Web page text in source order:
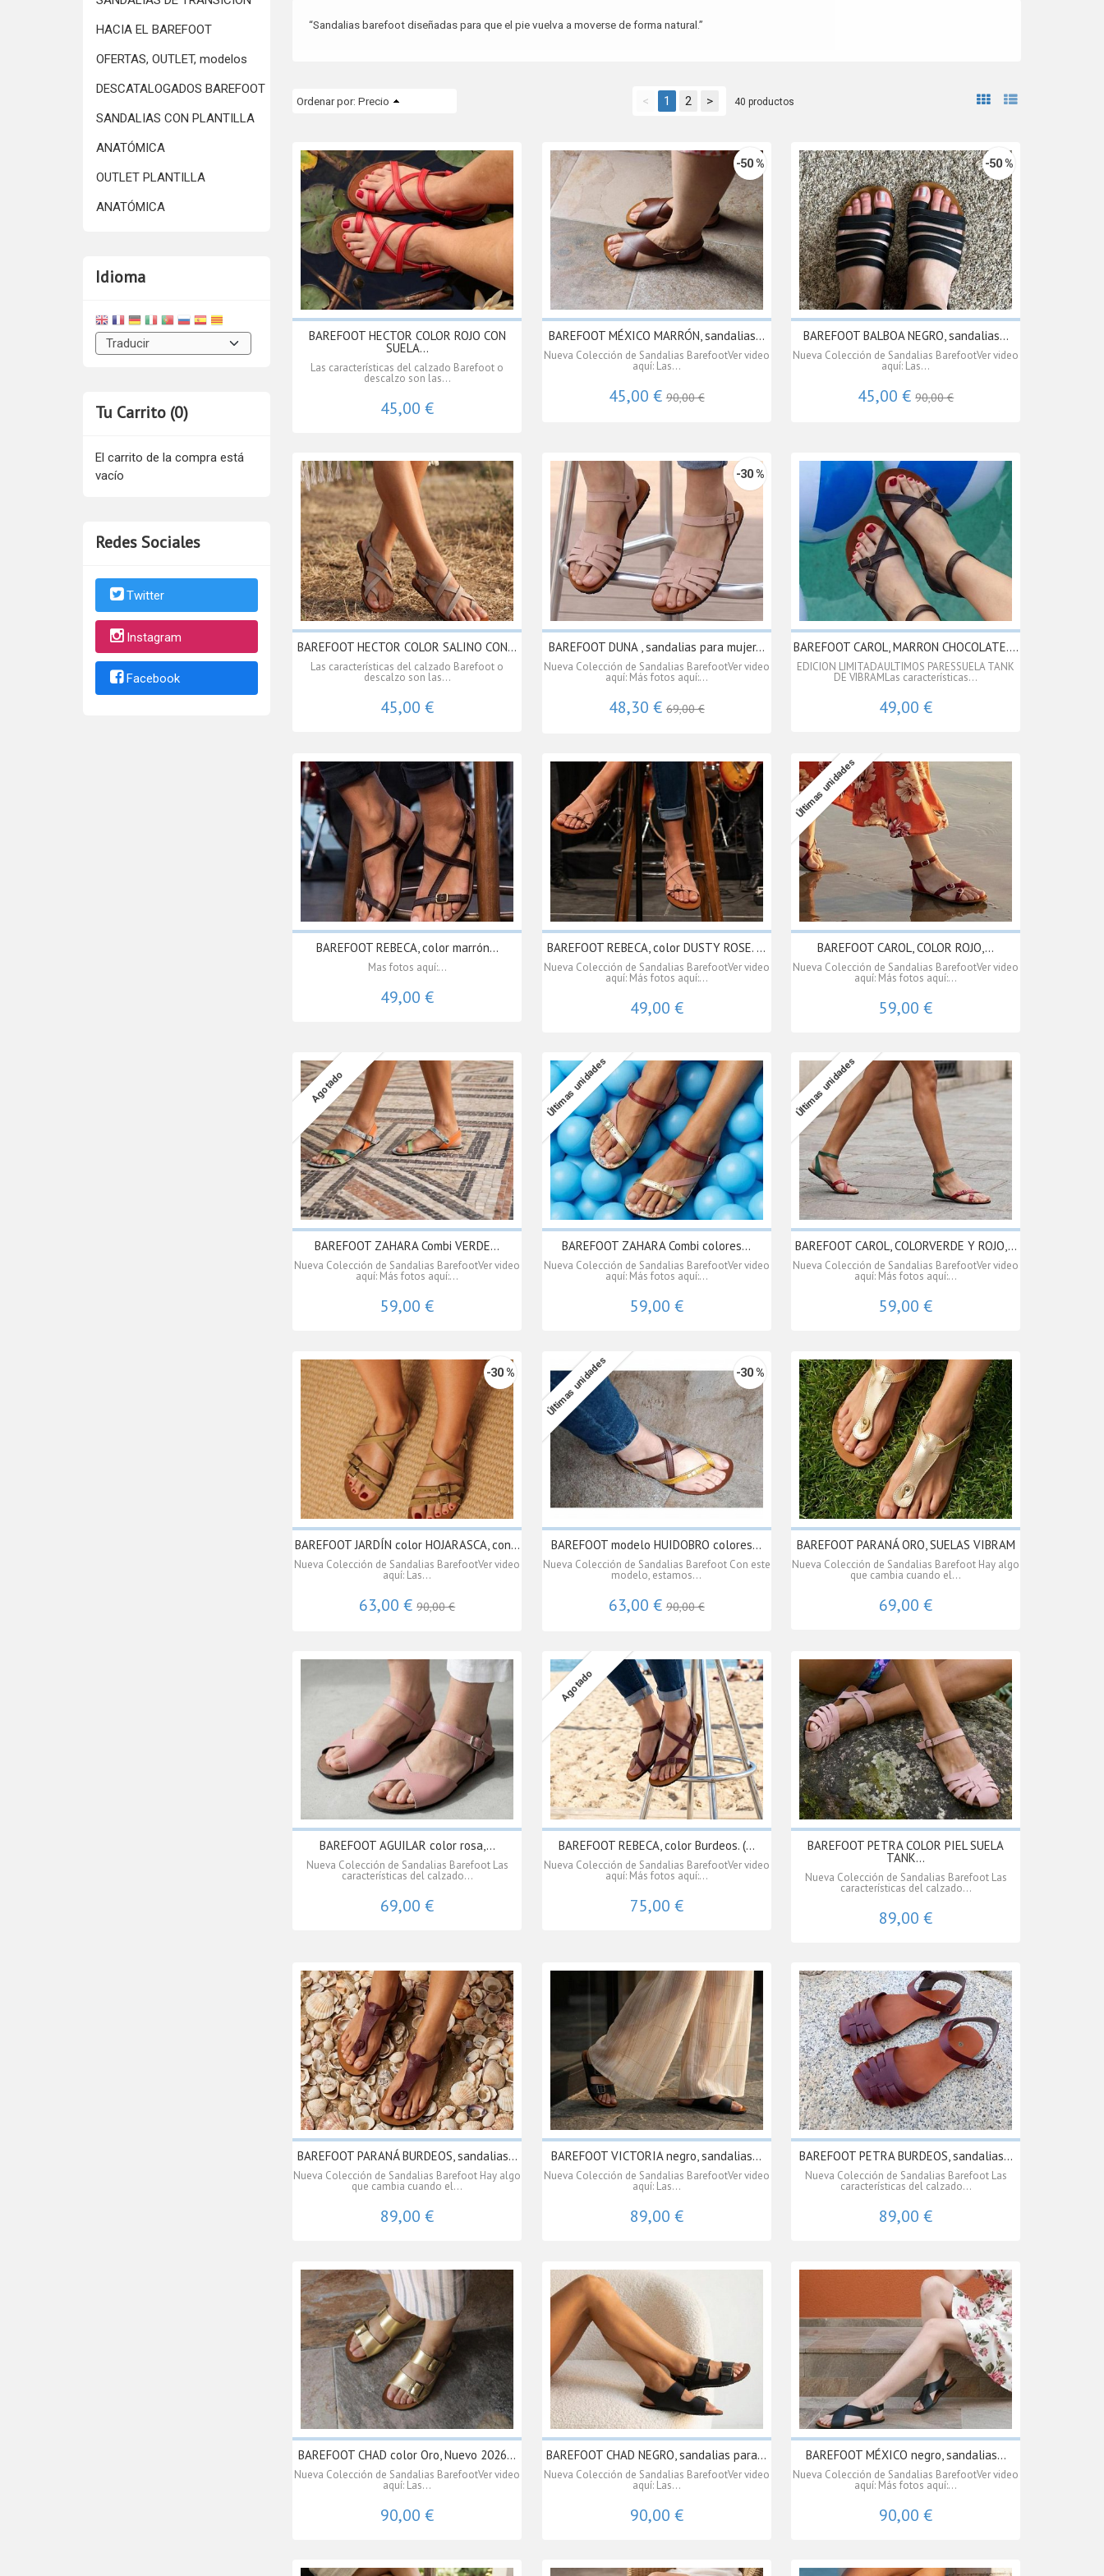
HACIA EL BAREFOOT
OFERTAS, OUTLET, modelos
DESCATALOGADOS BAREFOOT
SANDALIAS CON PLANTILLA
ANATÓMICA
OUTLET PLANTILLA
ANATÓMICA
Idioma
Tu Carrito (0)
El carrito de la compra está
vacío
Redes Sociales
Twitter
Instagram
Facebook
“Sandalias barefoot diseñadas para que el pie vuelva a moverse de forma natural.”
Ordenar por: Precio < 1 2 > 40 productos
BAREFOOT HECTOR COLOR ROJO CON
SUELA...
Las características del calzado Barefoot o
descalzo son las...
45,00 €
-50 %
BAREFOOT MÉXICO MARRÓN, sandalias...
Nueva Colección de Sandalias BarefootVer video
aquí: Las...
45,00 €90,00 €
-50 %
BAREFOOT BALBOA NEGRO, sandalias...
Nueva Colección de Sandalias BarefootVer video
aquí: Las...
45,00 €90,00 €
BAREFOOT HECTOR COLOR SALINO CON...
Las características del calzado Barefoot o
descalzo son las...
45,00 €
-30 %
BAREFOOT DUNA , sandalias para mujer...
Nueva Colección de Sandalias BarefootVer video
aquí: Más fotos aquí:...
48,30 €69,00 €
BAREFOOT CAROL, MARRON CHOCOLATE....
EDICION LIMITADAULTIMOS PARESSUELA TANK
DE VIBRAMLas características...
49,00 €
BAREFOOT REBECA, color marrón...
Mas fotos aquí:...
49,00 €
BAREFOOT REBECA, color DUSTY ROSE. ...
Nueva Colección de Sandalias BarefootVer video
aquí: Más fotos aquí:...
49,00 €
Últimas unidades
BAREFOOT CAROL, COLOR ROJO,...
Nueva Colección de Sandalias BarefootVer video
aquí: Más fotos aquí:...
59,00 €
Agotado
BAREFOOT ZAHARA Combi VERDE...
Nueva Colección de Sandalias BarefootVer video
aquí: Más fotos aquí:...
59,00 €
Últimas unidades
BAREFOOT ZAHARA Combi colores...
Nueva Colección de Sandalias BarefootVer video
aquí: Más fotos aquí:...
59,00 €
Últimas unidades
BAREFOOT CAROL, COLORVERDE Y ROJO,...
Nueva Colección de Sandalias BarefootVer video
aquí: Más fotos aquí:...
59,00 €
-30 %
BAREFOOT JARDÍN color HOJARASCA, con...
Nueva Colección de Sandalias BarefootVer video
aquí: Las...
63,00 €90,00 €
Últimas unidades -30 %
BAREFOOT modelo HUIDOBRO colores...
Nueva Colección de Sandalias Barefoot Con este
modelo, estamos...
63,00 €90,00 €
BAREFOOT PARANÁ ORO, SUELAS VIBRAM
Nueva Colección de Sandalias Barefoot Hay algo
que cambia cuando el...
69,00 €
BAREFOOT AGUILAR color rosa,...
Nueva Colección de Sandalias Barefoot Las
características del calzado...
69,00 €
Agotado
BAREFOOT REBECA, color Burdeos. (...
Nueva Colección de Sandalias BarefootVer video
aquí: Más fotos aquí:...
75,00 €
BAREFOOT PETRA COLOR PIEL SUELA
TANK...
Nueva Colección de Sandalias Barefoot Las
características del calzado...
89,00 €
BAREFOOT PARANÁ BURDEOS, sandalias...
Nueva Colección de Sandalias Barefoot Hay algo
que cambia cuando el...
89,00 €
BAREFOOT VICTORIA negro, sandalias...
Nueva Colección de Sandalias BarefootVer video
aquí: Las...
89,00 €
BAREFOOT PETRA BURDEOS, sandalias...
Nueva Colección de Sandalias Barefoot Las
características del calzado...
89,00 €
BAREFOOT CHAD color Oro, Nuevo 2026...
Nueva Colección de Sandalias BarefootVer video
aquí: Las...
90,00 €
BAREFOOT CHAD NEGRO, sandalias para...
Nueva Colección de Sandalias BarefootVer video
aquí: Las...
90,00 €
BAREFOOT MÉXICO negro, sandalias...
Nueva Colección de Sandalias BarefootVer video
aquí: Más fotos aquí:...
90,00 €